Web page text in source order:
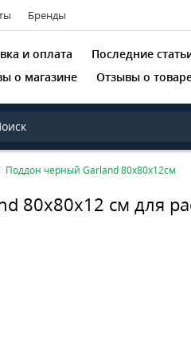
Бренды
и оплата Последние
о магазине
Отзывы о
Поддон черный Garland 80х80х12см
80x80x12 см для